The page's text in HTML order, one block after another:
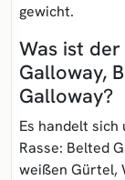
gewicht.
Was ist
Galloway,
Galloway?
Es handelt
Rasse: Belted
weißen Gürtel,